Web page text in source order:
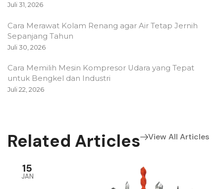
Juli 31, 2026
Cara Merawat Kolam Renang agar Air Tetap Jernih
Sepanjang Tahun
Juli 30, 2026
Cara Memilih Mesin Kompresor Udara yang Tepat
untuk Bengkel dan Industri
Juli 22, 2026
Related Articles View All Articles
15
JAN